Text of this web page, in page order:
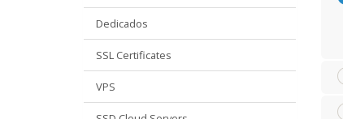
Dedicados
SSL Certificates
VPS